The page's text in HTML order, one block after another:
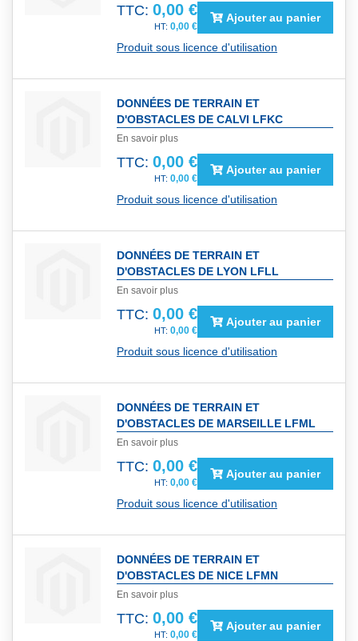
TTC: 0,00 €
0,00 €
Ajouter au panier
Produit sous licence d'utilisation
DONNÉES DE TERRAIN ET
D'OBSTACLES DE CALVI LFKC
En savoir plus
TTC: 0,00 €
0,00 €
Ajouter au panier
Produit sous licence d'utilisation
DONNÉES DE TERRAIN ET
D'OBSTACLES DE LYON LFLL
En savoir plus
TTC: 0,00 €
0,00 €
Ajouter au panier
Produit sous licence d'utilisation
DONNÉES DE TERRAIN ET
D'OBSTACLES DE MARSEILLE LFML
En savoir plus
TTC: 0,00 €
0,00 €
Ajouter au panier
Produit sous licence d'utilisation
DONNÉES DE TERRAIN ET
D'OBSTACLES DE NICE LFMN
En savoir plus
TTC: 0,00 €
0,00 €
Ajouter au panier